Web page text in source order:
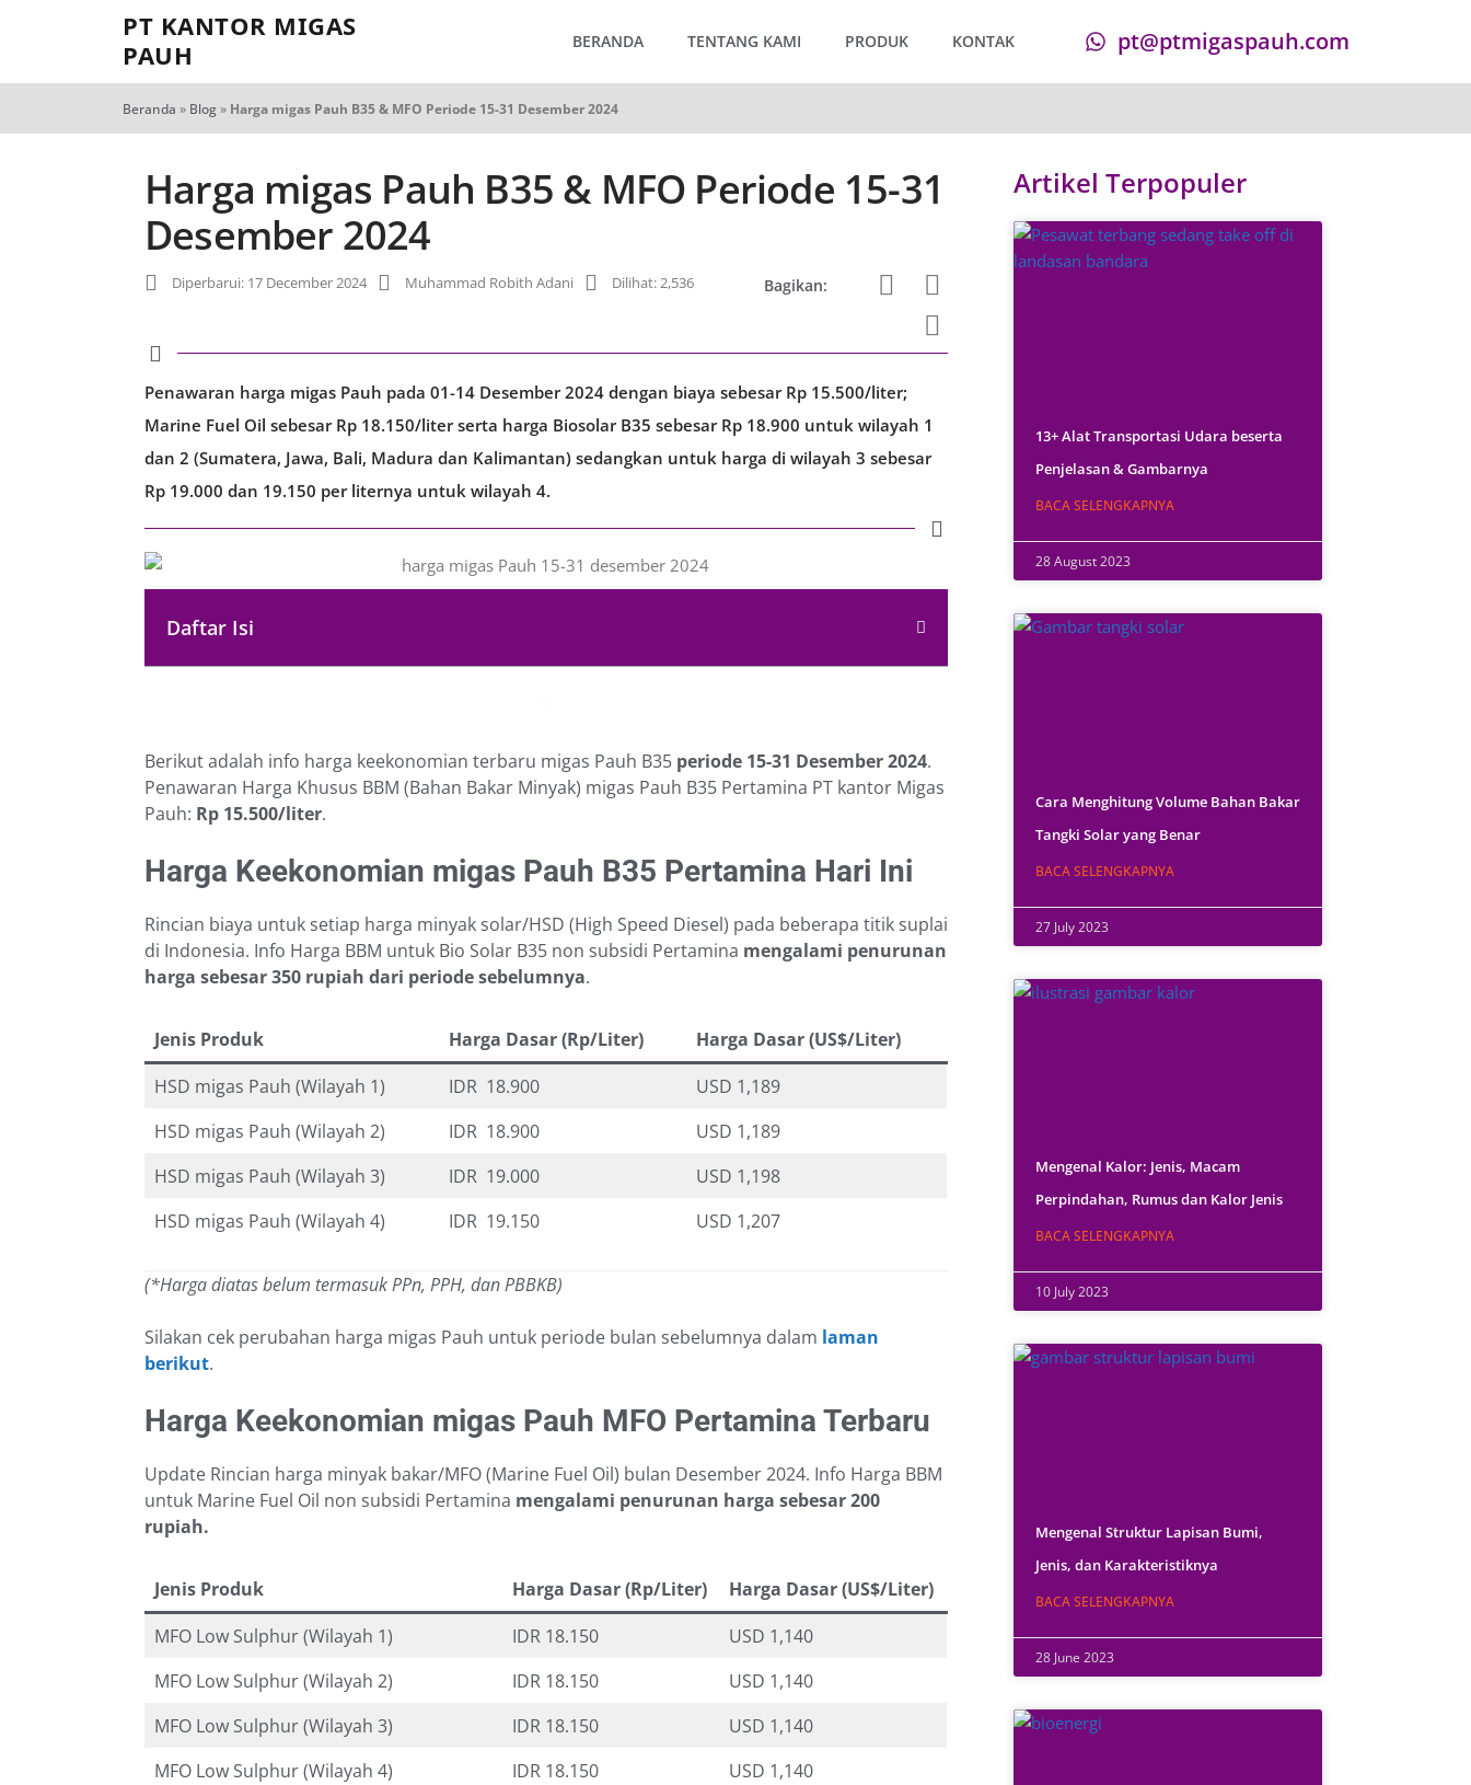
PT KANTOR MIGAS
PAUH
BERANDA TENTANG KAMI PRODUK KONTAK pt@ptmigaspauh.com
Beranda » Blog» Harga migas Pauh B35 & MFO Periode 15-31 Desember 2024
Harga migas Pauh B35 & MFO Periode 15-31
Desember 2024
Diperbarui: 17 December 2024 Muhammad Robith Adani Dilihat: 2,536 Bagikan:
Penawaran harga migas Pauh pada 01-14 Desember 2024 dengan biaya sebesar Rp 15.500/liter;
Marine Fuel Oil sebesar Rp 18.150/liter serta harga Biosolar B35 sebesar Rp 18.900 untuk wilayah 1
dan 2 (Sumatera, Jawa, Bali, Madura dan Kalimantan) sedangkan untuk harga di wilayah 3 sebesar
Rp 19.000 dan 19.150 per liternya untuk wilayah 4.
Daftar Isi
Berikut adalah info harga keekonomian terbaru migas Pauh B35 periode 15-31 Desember 2024.
Penawaran Harga Khusus BBM (Bahan Bakar Minyak) migas Pauh B35 Pertamina PT kantor Migas
Pauh: Rp 15.500/liter.
Harga Keekonomian migas Pauh B35 Pertamina Hari Ini
Rincian biaya untuk setiap harga minyak solar/HSD (High Speed Diesel) pada beberapa titik suplai
di Indonesia. Info Harga BBM untuk Bio Solar B35 non subsidi Pertamina mengalami penurunan
harga sebesar 350 rupiah dari periode sebelumnya.
Jenis Produk Harga Dasar (Rp/Liter)
Harga Dasar (US$/Liter)
HSD migas Pauh (Wilayah 1)
IDR 18.900
USD 1,189
HSD migas Pauh (Wilayah 2)
IDR 18.900
USD 1,189
HSD migas Pauh (Wilayah 3)
IDR 19.000
USD 1,198
HSD migas Pauh (Wilayah 4)
IDR 19.150 USD 1,207
(*Harga diatas belum termasuk PPn, PPH, dan PBBKB)
Silakan cek perubahan harga migas Pauh untuk periode bulan sebelumnya dalam laman
berikut.
Harga Keekonomian migas Pauh MFO Pertamina Terbaru
Update Rincian harga minyak bakar/MFO (Marine Fuel Oil) bulan Desember 2024. Info Harga BBM
untuk Marine Fuel Oil non subsidi Pertamina mengalami penurunan harga sebesar 200
rupiah.
Jenis Produk Harga Dasar (Rp/Liter)
Harga Dasar (US$/Liter)
MFO Low Sulphur (Wilayah 1)
IDR 18.150
USD 1,140
MFO Low Sulphur (Wilayah 2)
IDR 18.150
USD 1,140
MFO Low Sulphur (Wilayah 3)
IDR 18.150
USD 1,140
MFO Low Sulphur (Wilayah 4)
IDR 18.150 USD 1,140
Artikel Terpopuler
13+ Alat Transportasi Udara beserta
Penjelasan & Gambarnya
BACA SELENGKAPNYA
28 August 2023
Cara Menghitung Volume Bahan Bakar
Tangki Solar yang Benar
BACA SELENGKAPNYA
27 July 2023
Mengenal Kalor: Jenis, Macam
Perpindahan, Rumus dan Kalor Jenis
BACA SELENGKAPNYA
10 July 2023
Mengenal Struktur Lapisan Bumi,
Jenis, dan Karakteristiknya
BACA SELENGKAPNYA
28 June 2023